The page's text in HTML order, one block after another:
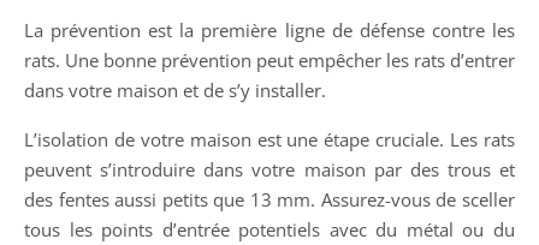
La prévention est la première ligne de défense contre les
rats. Une bonne prévention peut empêcher les rats d’entrer
dans votre maison et de s’y installer.
L’isolation de votre maison est une étape cruciale. Les rats
peuvent s’introduire dans votre maison par des trous et
des fentes aussi petits que 13 mm. Assurez-vous de sceller
tous les points d’entrée potentiels avec du métal ou du